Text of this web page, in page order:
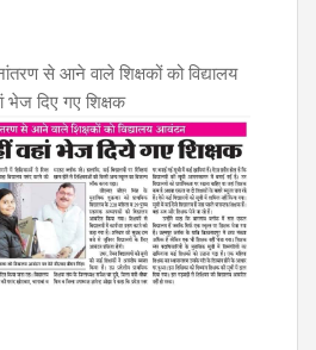
से आने वाले शिक्षकों को विद्यालय
दिए गए शिक्षक